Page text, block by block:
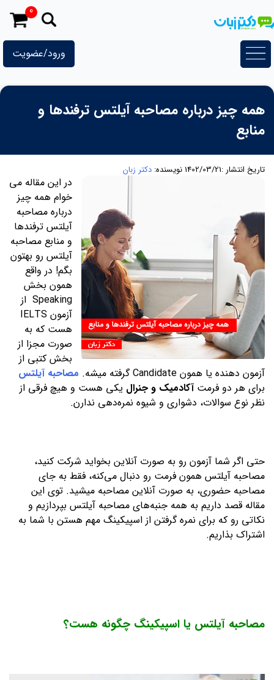
به
ورود/عضویت
0
همه چیز درباره مصاحبه آیلتس ترفندها و
منابع
تاریخ انتشار :1402/03/21 نویسنده: دکتر زبان
در این مقاله می
خوام همه چیز
درباره مصاحبه
آیلتس ترفندها
و منابع مصاحبه
آیلتس رو بهتون
بگم! در واقع
همون بخش
Speaking از
آزمون IELTS
هست که به
صورت مجزا از
بخش کتبی از
آزمون دهنده یا همون Candidate گرفته میشه.
مصاحبه آیلتس
برای هر دو فرمت آکادمیک و جنرال یکی هست و هیچ فرقی از
نظر نوع سوالات، دشواری و شیوه نمره‌دهی ندارن.
حتی اگر شما آزمون رو به صورت آنلاین بخواید شرکت کنید،
مصاحبه آیلتس همون فرمت رو دنبال می‌کنه، فقط به جای
مصاحبه حضوری، به صورت آنلاین مصاحبه میشید. توی این
مقاله قصد داریم به همه جنبه‌های مصاحبه آیلتس بپردازیم و
نکاتی رو که برای نمره گرفتن از اسپیکینگ مهم هستن با شما به
اشتراک بذاریم.
مصاحبه آیلتس یا اسپیکینگ چگونه هست؟